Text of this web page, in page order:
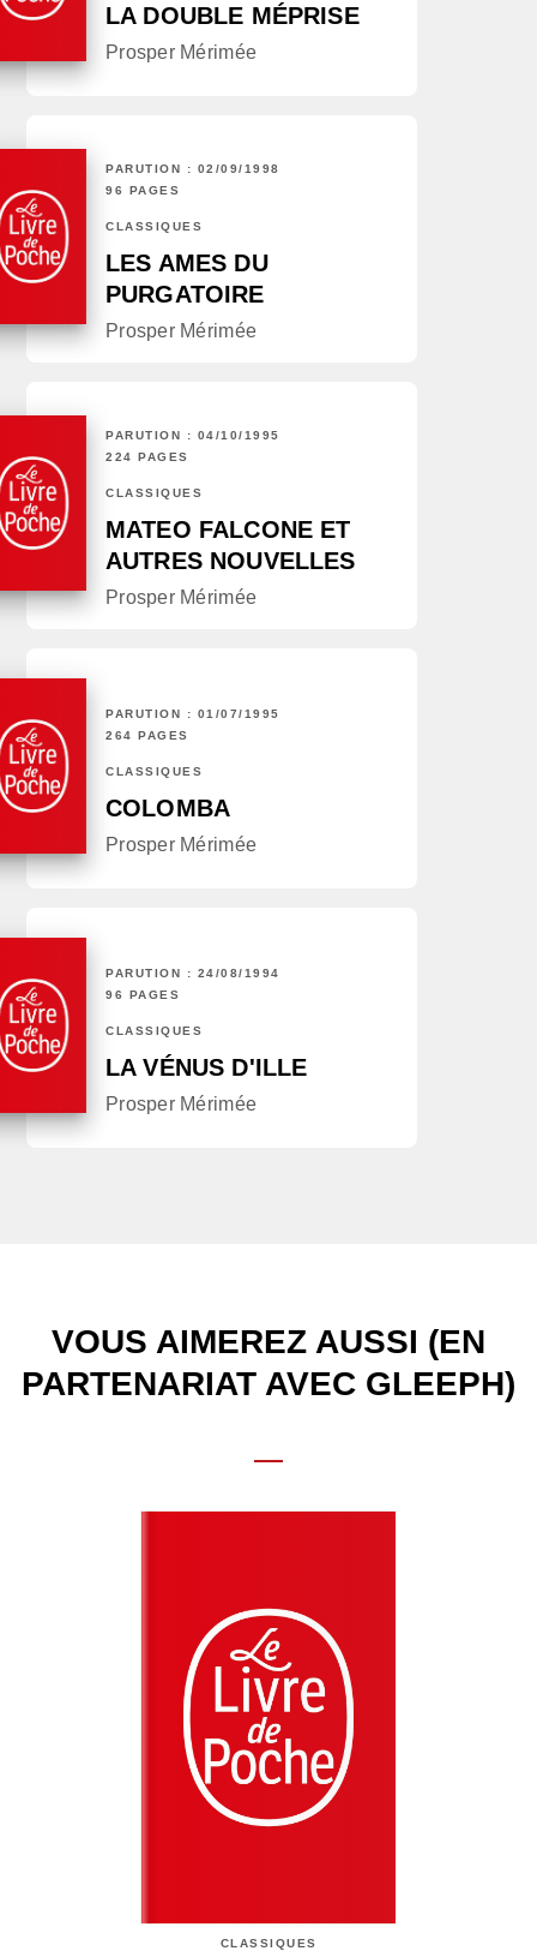
LA DOUBLE MÉPRISE
Prosper Mérimée
PARUTION : 02/09/1998
96 PAGES
CLASSIQUES
LES AMES DU
PURGATOIRE
Prosper Mérimée
PARUTION : 04/10/1995
224 PAGES
CLASSIQUES
MATEO FALCONE ET
AUTRES NOUVELLES
Prosper Mérimée
PARUTION : 01/07/1995
264 PAGES
CLASSIQUES
COLOMBA
Prosper Mérimée
PARUTION : 24/08/1994
96 PAGES
CLASSIQUES
LA VÉNUS D'ILLE
Prosper Mérimée
VOUS AIMEREZ AUSSI (EN
PARTENARIAT AVEC GLEEPH)
CLASSIQUES